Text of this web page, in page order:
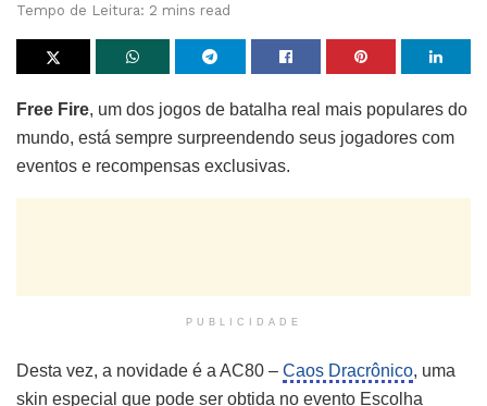
Tempo de Leitura: 2 mins read
Free Fire, um dos jogos de batalha real mais populares do
mundo, está sempre surpreendendo seus jogadores com
eventos e recompensas exclusivas.
PUBLICIDADE
Desta vez, a novidade é a AC80 – Caos Dracrônico, uma
skin especial que pode ser obtida no evento Escolha